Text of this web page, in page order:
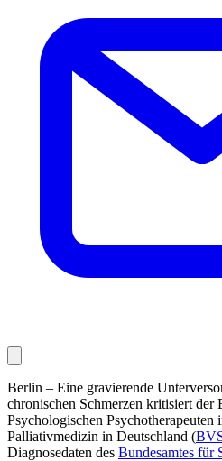
Berlin – Eine gravierende
chronischen Schmerzen kritisiert der
Psychologischen Psychotherapeuten
Palliativmedizin in Deutschland (
Diagnosedaten des Bundesamtes für